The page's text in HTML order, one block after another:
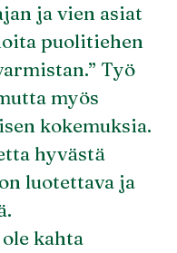
ja vien asiat
puolitiehen
Työ
myös
kokemuksia.
hyvästä
luotettava ja
kahta